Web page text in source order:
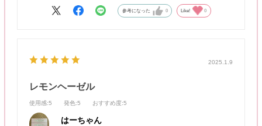
参考になった 0 Like! 0
2025.1.9
レモンヘーゼル
使用感:5 発色:5 おすすめ度:5
はーちゃん